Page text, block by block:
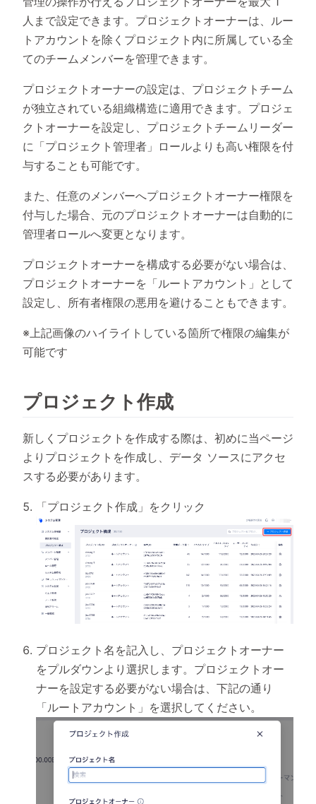
人まで設定できます。プロジェクトオーナーは、ルー
トアカウントを除くプロジェクト内に所属している全
てのチームメンバーを管理できます。
プロジェクトオーナーの設定は、プロジェクトチーム
が独立されている組織構造に適用できます。プロジェ
クトオーナーを設定し、プロジェクトチームリーダー
に「プロジェクト管理者」ロールよりも高い権限を付
与することも可能です。
また、任意のメンバーへプロジェクトオーナー権限を
付与した場合、元のプロジェクトオーナーは自動的に
管理者ロールへ変更となります。
プロジェクトオーナーを構成する必要がない場合は、
プロジェクトオーナーを「ルートアカウント」として
設定し、所有者権限の悪用を避けることもできます。
※上記画像のハイライトしている箇所で権限の編集が
可能です
プロジェクト作成
新しくプロジェクトを作成する際は、初めに当ページ
よりプロジェクトを作成し、データ ソースにアクセ
スする必要があります。
「プロジェクト作成」をクリック
プロジェクト名を記入し、プロジェクトオーナー
をプルダウンより選択します。プロジェクトオー
ナーを設定する必要がない場合は、下記の通り
「ルートアカウント」を選択してください。